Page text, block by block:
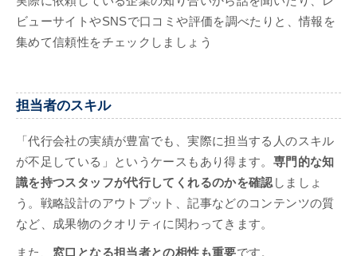
ビューサイトやSNSで口コミや評価を調べたりと、情報を
集めて信頼性をチェックしましょう
担当者のスキル
「代行会社の実績が豊富でも、実際に担当する人のスキル
が不足している」というケースもあり得ます。 専門的な知
識を持つスタッフが代行してくれるのかを確認 しましょ
う。戦略設計のアウトプット、記事などのコンテンツの質
など、成果物のクオリティに関わってきます。
また、 窓口となる担当者との相性も重要です。